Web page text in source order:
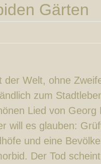
Gärten
Welt, ohne
zum
Lied von
will es glauben:
und eine
Der Tod